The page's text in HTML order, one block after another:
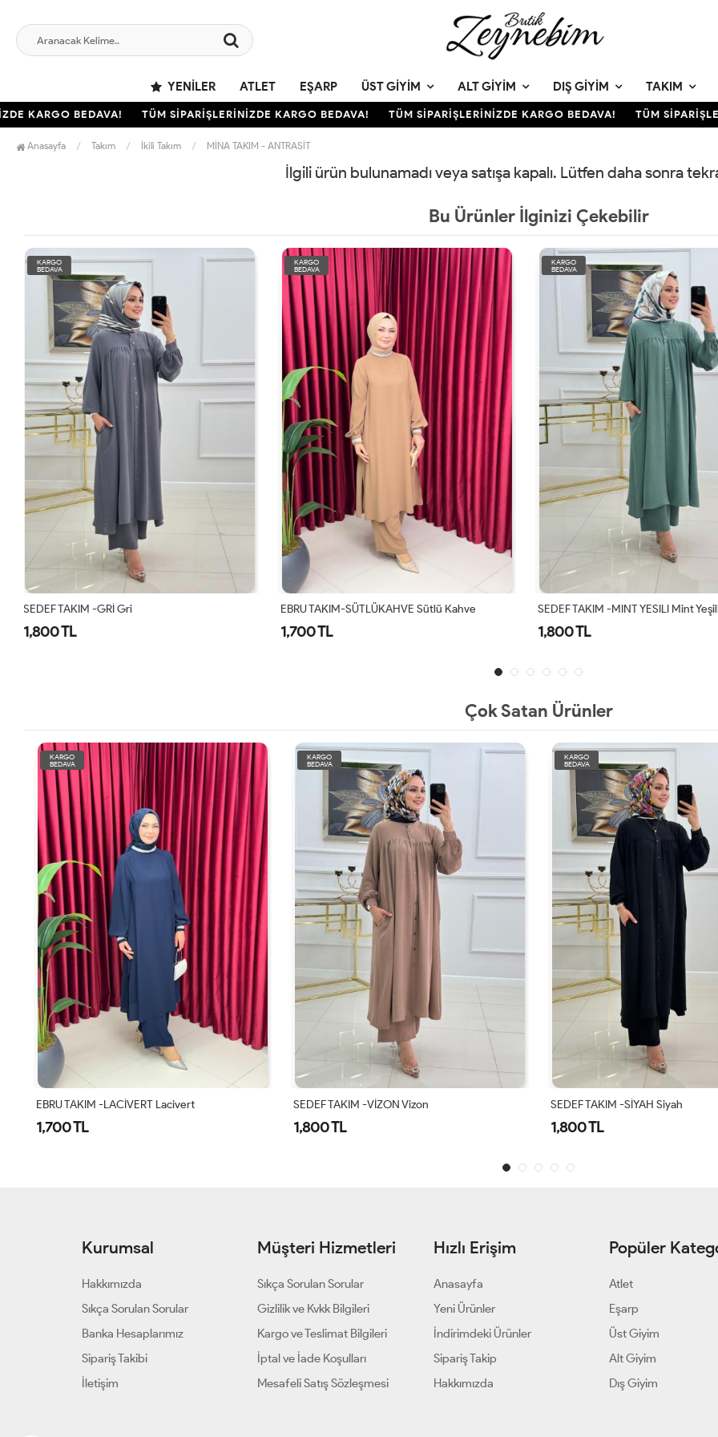
YENILER ATLET EŞARP ÜST GIYIM ALT GIYIM DIŞ GIYIM TAKIM
KARGO BEDAVA! TÜM SİPARİŞLERİNİZDE KARGO BEDAVA! TÜM SİPARİŞLERİNİZDE KARGO BEDAVA! TÜM
Anasayfa Takım İkili Takım MİNA TAKIM - ANTRASİT
İlgili ürün bulunamadı veya satışa kapalı. Lütfen daha sonra
Bu Ürünler İlginizi Çekebilir
KARGO
BEDAVA
EBRU TAKIM-SÜTLÜKAHVE Sütlü Kahve
1,700 TL
KARGO
BEDAVA
SEDEF TAKIM -MINT YESILI Mint Yeşili
1,800 TL
KARGO
BEDAVA
SEDEF TAKIM-KAHVERENGI
1,800 TL
Çok Satan Ürünler
KARGO
BEDAVA
SEDEF TAKIM -VİZON Vizon
1,800 TL
KARGO
BEDAVA
SEDEF TAKIM -SİYAH Siyah
1,800 TL
KARGO
BEDAVA
SEDEF TAKIM-KAHVERENGI
1,800 TL
Kurumsal
Hakkımızda
Sıkça Sorulan Sorular
Banka Hesaplarımız
Sipariş Takibi
İletişim
Müşteri Hizmetleri
Sıkça Sorulan Sorular
Gizlilik ve Kvkk Bilgileri
Kargo ve Teslimat Bilgileri
İptal ve İade Koşulları
Mesafeli Satış Sözleşmesi
Hızlı Erişim
Anasayfa
Yeni Ürünler
İndirimdeki Ürünler
Sipariş Takip
Hakkımızda
Popüler
Atlet
Eşarp
Üst Giyim
Alt Giyim
Dış Giyim